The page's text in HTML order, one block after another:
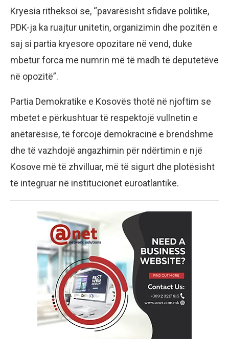
Kryesia ritheksoi se, “pavarësisht sfidave politike,
PDK-ja ka ruajtur unitetin, organizimin dhe pozitën e
saj si partia kryesore opozitare në vend, duke
mbetur forca me numrin më të madh të deputetëve
në opozitë”.
Partia Demokratike e Kosovës thotë në njoftim se
mbetet e përkushtuar të respektojë vullnetin e
anëtarësisë, të forcojë demokracinë e brendshme
dhe të vazhdojë angazhimin për ndërtimin e një
Kosove më të zhvilluar, më të sigurt dhe plotësisht
të integruar në institucionet euroatlantike.